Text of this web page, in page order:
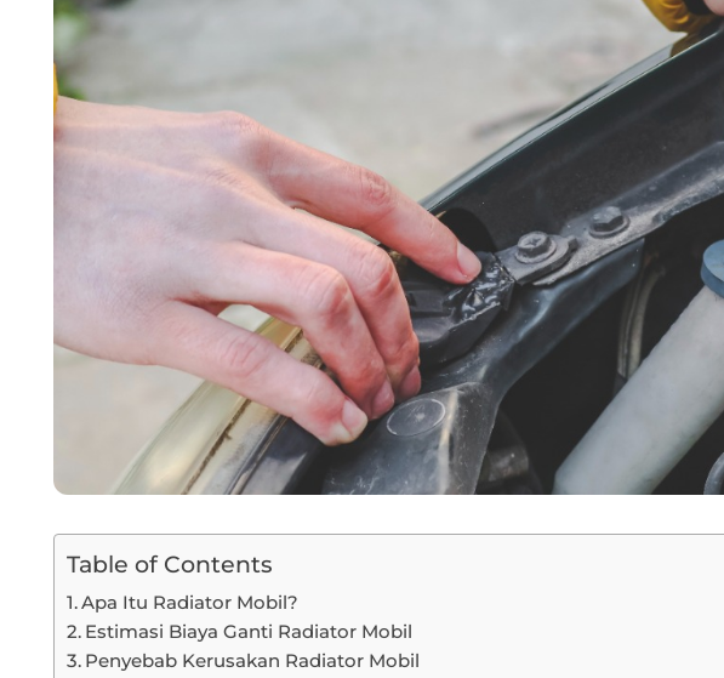
Table of Contents
Apa Itu Radiator Mobil?
Estimasi Biaya Ganti Radiator Mobil
Penyebab Kerusakan Radiator Mobil